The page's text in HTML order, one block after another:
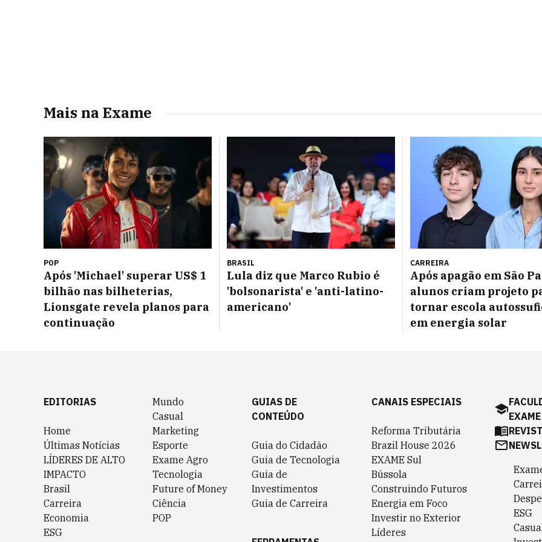
Mais na Exame
POP
Após 'Michael' superar US$ 1
bilhão nas bilheterias,
Lionsgate revela planos para
continuação
BRASIL
Lula diz que Marco Rubio é
'bolsonarista' e 'anti-latino-
americano'
CARREIRA
Após apagão em São
alunos criam projeto
tornar escola
em energia solar
EDITORIAS
Home
Últimas Notícias
LÍDERES DE ALTO
IMPACTO
Brasil
Carreira
Economia
ESG
Mundo
Casual
Marketing
Esporte
Exame Agro
Tecnologia
Future of Money
Ciência
POP
GUIAS DE
CONTEÚDO
Guia do Cidadão
Guia de Tecnologia
Guia de
Investimentos
Guia de Carreira
CANAIS ESPECIAIS
Reforma Tributária
Brazil House 2026
EXAME Sul
Bússola
Construindo Futuros
Energia em Foco
Investir no Exterior
Líderes
EXAME
ESG